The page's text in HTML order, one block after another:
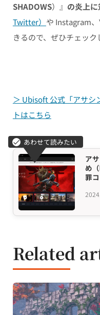
SHADOWS）』 の炎上
Twitter） や Instagram
きるので、ぜひチェック
＞ Ubisoft 公式「アサシ
トはこちら
ア
め
罪
Related